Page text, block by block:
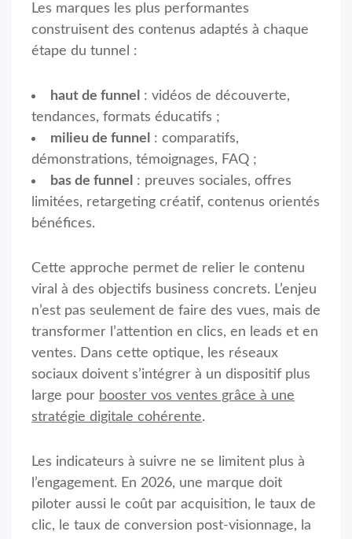
Les marques les plus performantes
construisent des contenus adaptés à chaque
étape du tunnel :
haut de funnel
: vidéos de découverte,
tendances, formats éducatifs ;
milieu de funnel
: comparatifs,
démonstrations, témoignages, FAQ ;
bas de funnel
: preuves sociales, offres
limitées, retargeting créatif, contenus orientés
bénéfices.
Cette approche permet de relier le contenu
viral à des objectifs business concrets. L’enjeu
n’est pas seulement de faire des vues, mais de
transformer l’attention en clics, en leads et en
ventes. Dans cette optique, les réseaux
sociaux doivent s’intégrer à un dispositif plus
large pour booster vos ventes grâce à une
stratégie digitale cohérente.
Les indicateurs à suivre ne se limitent plus à
l’engagement. En 2026, une marque doit
piloter aussi le coût par acquisition, le taux de
clic, le taux de conversion post-visionnage, la